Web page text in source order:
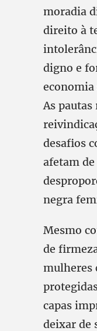
moradia
direito à
digno e
As
desafios
afetam
negra
Mesmo
de
mulheres
capas
deixar de